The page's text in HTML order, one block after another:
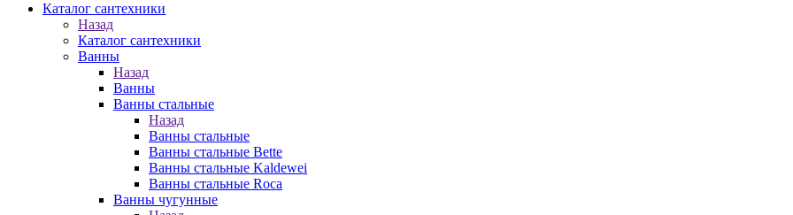
Каталог сантехники
Назад
Каталог сантехники
Ванны
Назад
Ванны
Ванны стальные
Назад
Ванны стальные
Ванны стальные Bette
Ванны стальные Kaldewei
Ванны стальные Roca
Ванны чугунные